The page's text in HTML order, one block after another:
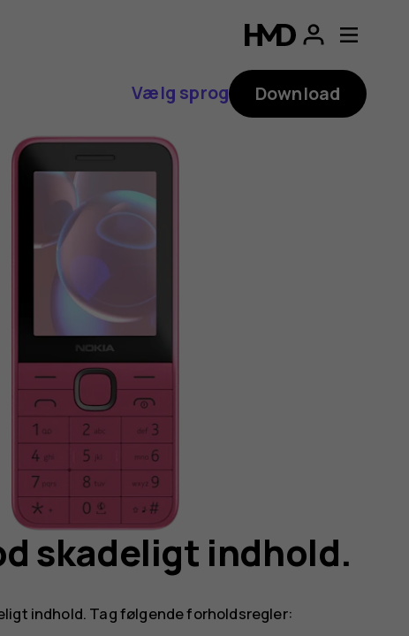
Vælg sprog Download
skadeligt indhold.
indhold. Tag følgende forholdsregler: